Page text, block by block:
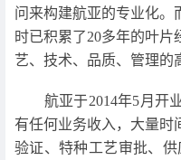
问来构建航亚的专业化。
时已积累了20多年的叶
艺、技术、品质、管理的
航亚于2014年5月开业
有任何业务收入，大量时
验证、特种工艺审批、